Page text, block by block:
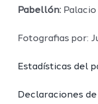
Pabellón:
Fotografias por:
Estadísticas del
Declaraciones